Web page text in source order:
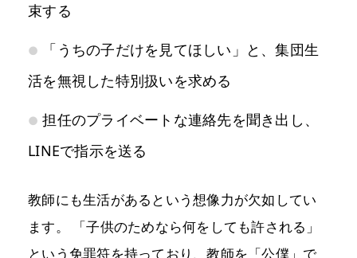
束する
「うちの子だけを見てほしい」と、集団生
活を無視した特別扱いを求める
担任のプライベートな連絡先を聞き出し、
LINEで指示を送る
教師にも生活があるという想像力が欠如してい
ます。 「子供のためなら何をしても許される」
という免罪符を持っており、教師を「公僕」で